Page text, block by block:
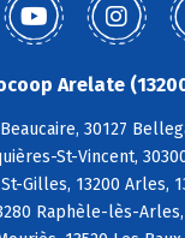
Arelate
30127
St-Vincent,
Gilles, 13200 Arles,
Raphèle-lès-